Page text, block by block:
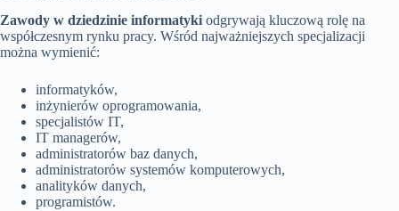
Zawody w dziedzinie informatyki odgrywają kluczową rolę na
współczesnym rynku pracy. Wśród najważniejszych specjalizacji
można wymienić:
informatyków,
inżynierów oprogramowania,
specjalistów IT,
IT managerów,
administratorów baz danych,
administratorów systemów komputerowych,
analityków danych,
programistów.